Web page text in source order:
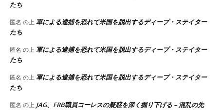
たち
匿名 の上 軍による逮捕を恐れて米国を脱出するディープ・ステイター
たち
匿名 の上 軍による逮捕を恐れて米国を脱出するディープ・ステイター
たち
匿名 の上 軍による逮捕を恐れて米国を脱出するディープ・ステイター
たち
匿名 の上 JAG、FRB職員コーレスの疑惑を深く掘り下げる – 混乱の先